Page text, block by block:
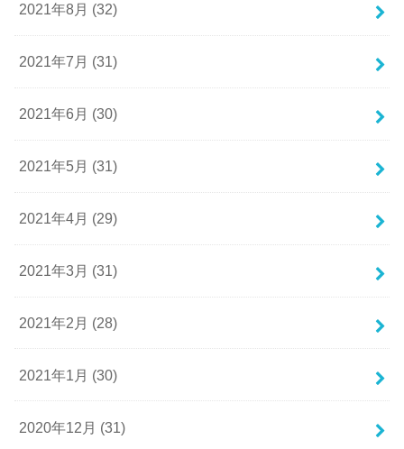
2021年8月 (32)
2021年7月 (31)
2021年6月 (30)
2021年5月 (31)
2021年4月 (29)
2021年3月 (31)
2021年2月 (28)
2021年1月 (30)
2020年12月 (31)